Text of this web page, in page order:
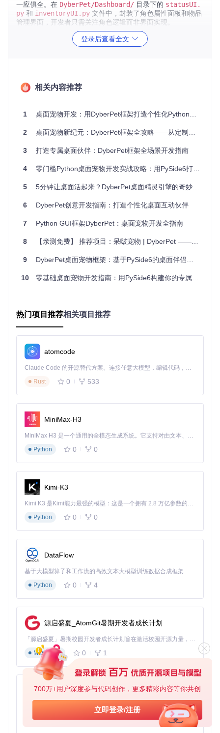
700万+用户深度参与代码创作，更多精彩内容等你共创
立即登录/注册
一应俱全。在 DyberPet/Dashboard/ 目录下的 statusUI.
py 和 inventoryUI.py 文件中，封装了角色属性面板和物品
管理界面，开发者只需关注角色逻辑而非界面实现。
DyberPet角色管理与状态监控界面，支持多角色并行管理与属
通过 bubbleManager.py
交互模式。
资源管理机制
res/
目录下的 pet/、items/ 和sounds/ 文件夹提供了标
准化的资源存储结构，框架自动加载指定路径的图片、动画和
音效资源，让开发者可以专注于创意设计而非资源配置。
🚀 应用场景实战：从想法到落地
快速启动你的第一个宠物
    A[环境准备] -->|安装PySide6| B[pip install pyside6]
    B --> C[获取框架代码]
C -->|克隆仓库| D[git clone https://gitcode.com/
    E -->|cd DyberPet| F[启动示例程序]
    G --> H[选择宠物角色]
from DyberPet import DyberPet, AnimationManager
class CyberCat(DyberPet):
def
super().__init__(
            pet_path=
"res/pet/Kitty/", # 资源路径
            default_emotion=
# 初始化动画管理器
self.register_command(
self .register_command("喂食", self.handle_feed)
def handle_pat (self
self.update_status(happiness=+
def handle_feed(self):
if
self.inventory.has_item(
self.animator.play("eat")
self.show_bubble("谢谢主人的小鱼干！")
self
self.show_bubble("肚子饿了...想吃小鱼干~"
💡 技巧提示：所有宠物资源需按照
目录结构存放，动画帧文件命名格式为动作名_序号.png，如
eat_0.png
⚙️ 进阶技巧：打造专业级宠物应用
对话系统设计
DyberPet 的对话系统采用流程图式设计，通过节点连接实现
分支对话逻辑。以下是实现多分支对话的示例：
from DyberPet import DialogueNode
# 创建对话节点
greeting_node = DialogueNode(
登录后查看全文
相关内容推荐
1 桌面宠物开发：用DyberPet框架打造个性化Python桌面应用
2 桌面宠物新纪元：DyberPet框架全攻略——从定制到交互的革新性体验
3 打造专属桌面伙伴：DyberPet框架全场景开发指南
4 零门槛Python桌面宠物开发实战攻略：用PySide6打造个性化虚拟伙伴
5 5分钟让桌面活起来？DyberPet桌面精灵引擎的奇妙世界
6 DyberPet创意开发指南：打造个性化桌面互动伙伴
7 Python GUI框架DyberPet：桌面宠物开发全指南
8 【亲测免费】 推荐项目：呆啵宠物 | DyberPet —— 让桌面活起来的技术精灵
9 DyberPet桌面宠物框架：基于PySide6的桌面伴侣开发指南
10 零基础桌面宠物开发指南：用PySide6构建你的专属桌面伙伴
热门项目推荐相关项目推荐
atomcode
Claude Code 的开源替代方案。连接任意大模型，编辑代码，运行命令，自动验证 — 全自动执行。用 Rust 构建，极致性能。 ｜ An open-source alternative to Claude Code. Connect any LLM, edit code, run commands, and verify changes — autonomously. Built in Rust for speed. Get Started
Rust
0 533
MiniMax-H3
MiniMax H3 是一个通用的全模态生成系统。它支持对由文本、图像、视频和音频组成的多模态上下文进行统一理解，并能生成分辨率高达 2K、时长可达 15 秒的带原生立体声音频的视频。得益于面向任务泛化的系统设计，H3 在预训练阶段就已具备广泛的多模态上下文理解与生成能力，能够出色地执行复杂的多模态指令。
Python
0 0
Kimi-K3
Kimi K3 是Kimi能力最强的模型：这是一个拥有 2.8 万亿参数的混合专家（MoE）模型，具备原生视觉理解能力，并支持 100 万 token 的上下文窗口。
Python
0 0
DataFlow
基于大模型算子和工作流的高效文本大模型训练数据合成框架
Python
0 4
源启盛夏_AtomGit暑期开发者成长计划
「源启盛夏」暑期校园开发者成长计划旨在激活校园开源力量，通过积分激励、认证扶持、资源倾斜等形式，引导高校组织和开发者完成「入驻 — 建项目 — 做贡献 — 获认证 — 得资源」的完整闭环。无论你是想带领社团入驻平台的组织者，还是希望用代码贡献证明自己的开发者，都能在这里找到属于你的成长路径。
Markdown
0 1
py-xiaozhi
基于Python的Xiaozhi AI，适用于想要完整Xiaozhi体验而无需拥有专用硬件的用户。
Python
0 1